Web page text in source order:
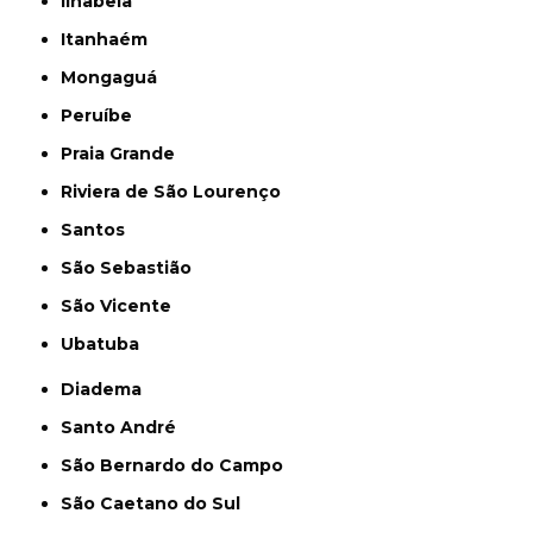
Itanhaém
Mongaguá
Peruíbe
Praia Grande
Riviera de São Lourenço
Santos
São Sebastião
São Vicente
Ubatuba
Diadema
Santo André
São Bernardo do Campo
São Caetano do Sul